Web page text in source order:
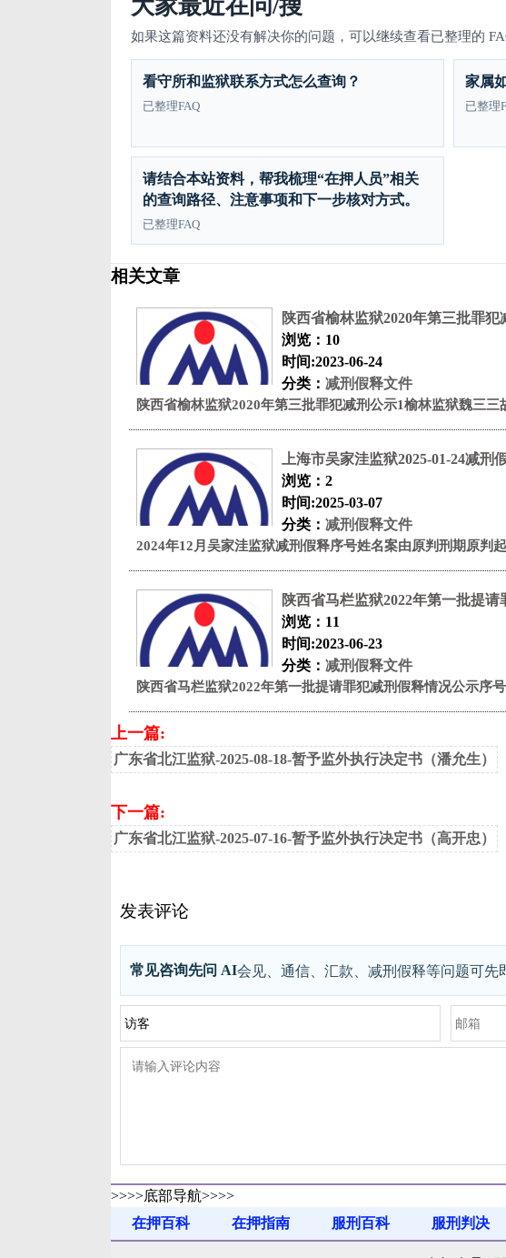
大家最近在问/搜
如果这篇资料还没有解决你的问题，可以继续查看已整理的
看守所和监狱联系方式怎么查询？
已整理FAQ
家属
已整理
请结合本站资料，帮我梳理“在押人员”相关
的查询路径、注意事项和下一步核对方式。
已整理FAQ
相关文章
陕西省榆林监狱2020年第三批罪犯
浏览：10
时间:2023-06-24
分类： 减刑假释文件
陕西省榆林监狱2020年第三批罪犯减刑公示1榆林监狱魏三
上海市吴家洼监狱2025-01-24减刑
浏览：2
时间:2025-03-07
分类： 减刑假释文件
2024年12月吴家洼监狱减刑假释序号姓名案由原判刑期原判
陕西省马栏监狱2022年第一批提
浏览：11
时间:2023-06-23
分类： 减刑假释文件
陕西省马栏监狱2022年第一批提请罪犯减刑假释情况公示序
上一篇:
广东省北江监狱-2025-08-18-暂予监外执行决定书（潘允生）
下一篇:
广东省北江监狱-2025-07-16-暂予监外执行决定书（高开忠）
发表评论
常见咨询先问 AI会见、通信、汇款、减刑假释等问题可先
>>>>底部导航>>>>
在押百科
在押指南 服刑百科 服刑判决